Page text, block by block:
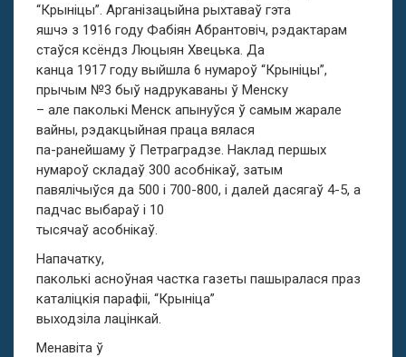
“Крыніцы”. Арганізацыйна рыхтаваў гэта
яшчэ з 1916 году Фабіян Абрантовіч, рэдактарам
стаўся ксёндз Люцыян Хвецька. Да
канца 1917 году выйшла 6 нумароў “Крыніцы”,
прычым №3 быў надрукаваны ў Менску
– але паколькі Менск апынуўся ў самым жарале
вайны, рэдакцыйная праца вялася
па-ранейшаму ў Петраградзе. Наклад першых
нумароў складаў 300 асобнікаў, затым
павялічыўся да 500 і 700-800, і далей дасягаў 4-5, а
падчас выбараў і 10
тысячаў асобнікаў.
Напачатку,
паколькі асноўная частка газеты пашыралася праз
каталіцкія парафіі, “Крыніца”
выходзіла лацінкай.
Менавіта ў